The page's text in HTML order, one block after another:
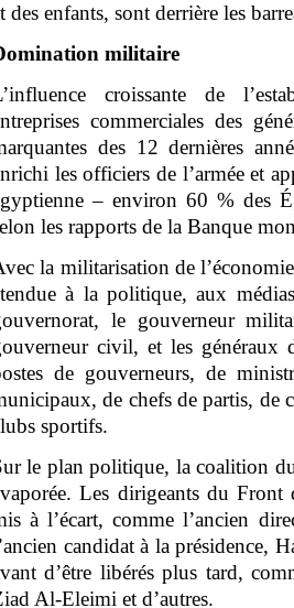
des enfants, sont derrière les
militaire
croissante de
commerciales des
des 12 dernières
les officiers de l’armée et
– environ 60 % des
les rapports de la Banque
la militarisation de
à la politique, aux
le gouverneur
civil, et les généraux
de gouverneurs, de
de chefs de partis, de
sportifs.
le plan politique, la coalition
Les dirigeants du
à l’écart, comme l’ancien
candidat à la présidence,
d’être libérés plus tard,
Al-Eleimi et d’autres.